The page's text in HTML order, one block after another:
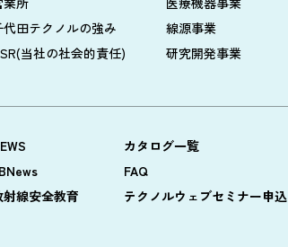
代田テクノルの強み
当社の社会的責任)
線源事業
研究開発事業
カタログ一覧
FAQ
射線安全教育
テクノルウェブセミナー申込